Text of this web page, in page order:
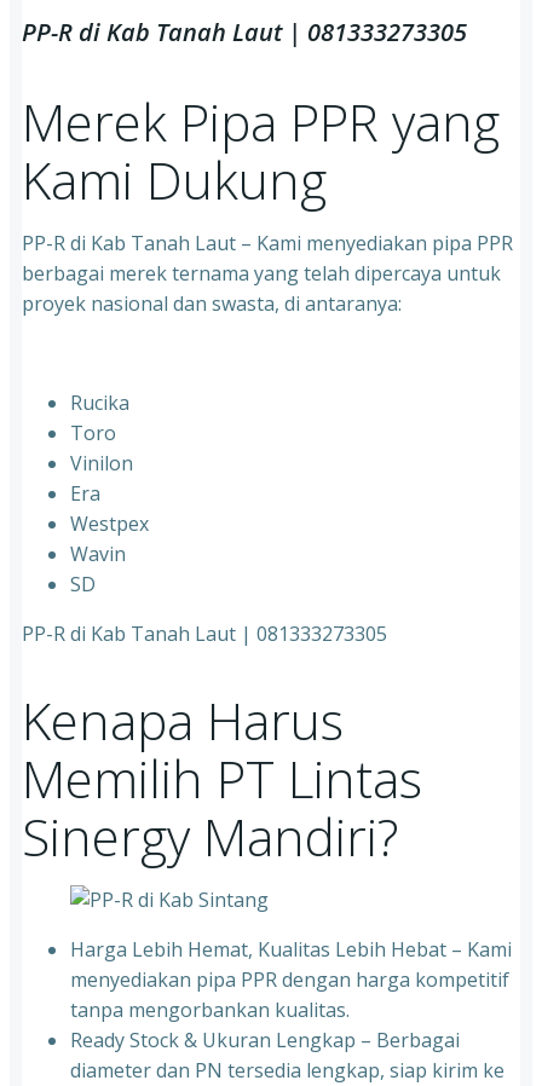
PP-R di Kab Tanah Laut | 081333273305
Merek Pipa PPR yang
Kami Dukung
PP-R di Kab Tanah Laut – Kami menyediakan pipa PPR
berbagai merek ternama yang telah dipercaya untuk
proyek nasional dan swasta, di antaranya:
Rucika
⁠Toro
⁠Vinilon
⁠Era
⁠Westpex
⁠Wavin
⁠SD
PP-R di Kab Tanah Laut | 081333273305
Kenapa Harus
Memilih PT Lintas
Sinergy Mandiri?
Harga Lebih Hemat, Kualitas Lebih Hebat – Kami
menyediakan pipa PPR dengan harga kompetitif
tanpa mengorbankan kualitas.
⁠Ready Stock & Ukuran Lengkap – Berbagai
diameter dan PN tersedia lengkap, siap kirim ke